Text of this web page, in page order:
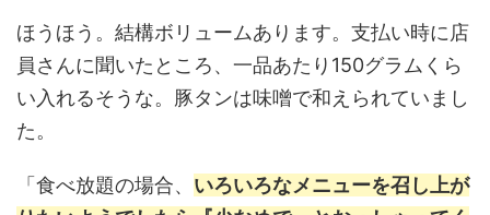
ほうほう。結構ボリュームあります。支払い時に店
員さんに聞いたところ、一品あたり150グラムくら
い入れるそうな。豚タンは味噌で和えられていまし
た。
「食べ放題の場合、 いろいろなメニューを召し上が